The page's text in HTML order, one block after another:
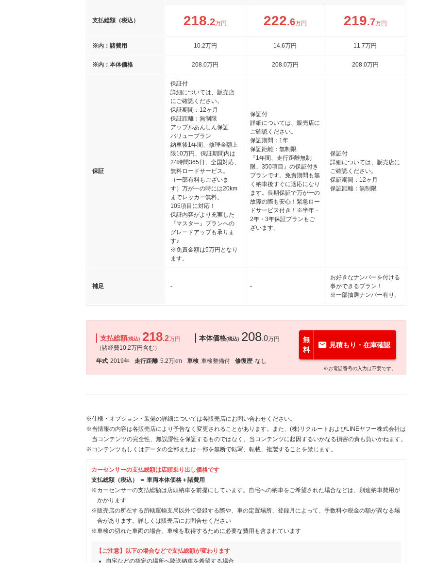
支払総額（税込） 218.2万円 222.6万円 219.7万円
※内：諸費用 10.2万円 14.6万円 11.7万円
※内：本体価格 208.0万円 208.0万円 208.0万円
保証
保証付
詳細については、販売店
にご確認ください。
保証期間：12ヶ月
保証距離：無制限
アップルあんしん保証
バリュープラン
納車後1年間、修理金額上
限10万円、保証期間内は
24時間365日、全国対応、
無料ロードサービス。
（一部有料もございま
す）万が一の時には20km
までレッカー無料。
105項目に対応！
保証内容がより充実した
『マスター』プランへの
グレードアップも承りま
す♪
※免責金額は5万円となり
ます。
保証付
詳細については、販売店に
ご確認ください。
保証期間：1年
保証距離：無制限
『1年間、走行距離無制
限、350項目』の保証付き
プランです。免責期間も無
く納車後すぐに適応になり
ます。長期保証で万が一の
故障の際も安心！緊急ロー
ドサービス付き！※半年・
2年・3年保証プランもご
ざいます。
保証付
詳細については、販売店に
ご確認ください。
保証期間：12ヶ月
保証距離：無制限
補足 - -
お好きなナンバーを付ける
事ができるプラン！
※一部抽選ナンバー有り。
支払総額(税込) 218.2万円
（諸経費10.2万円含む）
本体価格(税込) 208.0万円
年式 2019年 走行距離 5.2万km 車検 車検整備付 修復歴 なし
無
料
見積もり・在庫確認
※お電話番号の入力は不要です。
※仕様・オプション・装備の詳細については各販売店にお問い合わせください。
※当情報の内容は各販売店により予告なく変更されることがあります。また、(株)リクルートおよびLINEヤフー株式会社は
当コンテンツの完全性、無誤謬性を保証するものではなく、当コンテンツに起因するいかなる損害の責も負いかねます。
※コンテンツもしくはデータの全部または一部を無断で転写、転載、複製することを禁じます。
カーセンサーの支払総額は店頭乗り出し価格です
支払総額（税込） ＝ 車両本体価格＋諸費用
※カーセンサーの支払総額は店頭納車を前提にしています。自宅への納車をご希望された場合などは、別途納車費用が
かかります
※販売店の所在する所轄運輸支局以外で登録する際や、車の定置場所、登録月によって、手数料や税金の額が異なる場
合があります。詳しくは販売店にお問合せください
※車検の切れた車両の場合、車検を取得するために必要な費用も含まれています
【ご注意】以下の場合などで支払総額が変わります
自宅などの指定の場所へ陸送納車を希望する場合